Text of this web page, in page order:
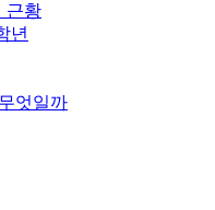
근황
년
엇일까